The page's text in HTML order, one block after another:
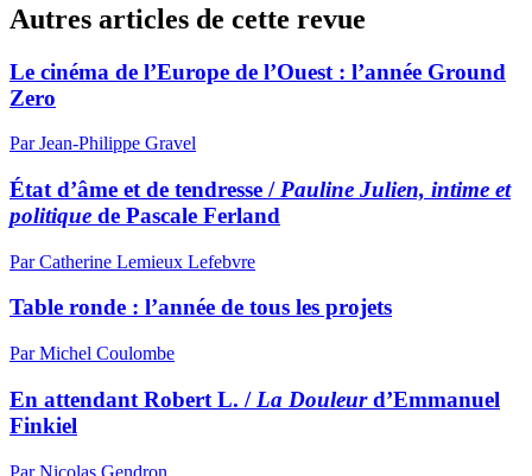
Autres articles de cette revue
Le cinéma de l’Europe de l’Ouest : l’année Ground
Zero
Par Jean-Philippe Gravel
État d’âme et de tendresse / Pauline Julien, intime et
politique de Pascale Ferland
Par Catherine Lemieux Lefebvre
Table ronde : l’année de tous les projets
Par Michel Coulombe
En attendant Robert L. / La Douleurd’Emmanuel
Finkiel
Par Nicolas Gendron